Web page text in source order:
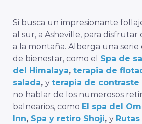
Si busca un impresionante
al sur, a Asheville, para disfrutar
a la montaña. Alberga una serie
de bienestar, como el Spa de
del Himalaya, terapia de
salada, y terapia de
no hablar de los numerosos
balnearios, como El spa del
Inn, Spa y retiro Shoji, y